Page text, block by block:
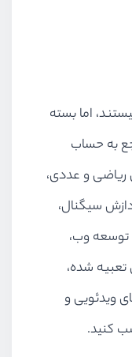
اما بسته
به حساب
ریاضی و عددی،
سیگنال،
توسعه وب،
شده،
ویدئویی و
کنید.